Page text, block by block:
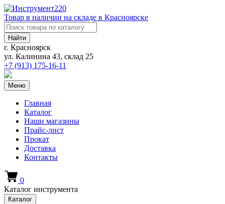
Товар в наличии на складе в Красноярске
Найти
г. Красноярск
ул. Калинина 43, склад 25
+7 (913) 175-16-11
Меню
Главная
Каталог
Наши магазины
Прайс-лист
Прокат
Доставка
Контакты
0
Каталог инструмента
Каталог